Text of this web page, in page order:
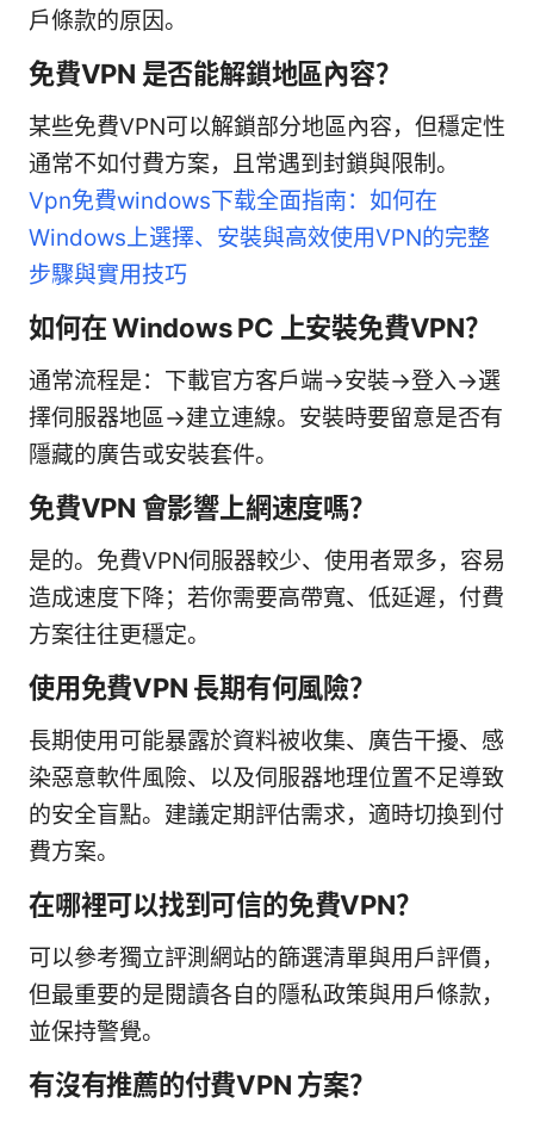
戶條款的原因。
免費VPN 是否能解鎖地區內容？
某些免費VPN可以解鎖部分地區內容，但穩定性
通常不如付費方案，且常遇到封鎖與限制。
Vpn免費windows下载全面指南：如何在
Windows上選擇、安裝與高效使用VPN的完整
步驟與實用技巧
如何在 Windows PC 上安裝免費VPN？
通常流程是：下載官方客戶端→安裝→登入→選
擇伺服器地區→建立連線。安裝時要留意是否有
隱藏的廣告或安裝套件。
免費VPN 會影響上網速度嗎？
是的。免費VPN伺服器較少、使用者眾多，容易
造成速度下降；若你需要高帶寬、低延遲，付費
方案往往更穩定。
使用免費VPN 長期有何風險？
長期使用可能暴露於資料被收集、廣告干擾、感
染惡意軟件風險、以及伺服器地理位置不足導致
的安全盲點。建議定期評估需求，適時切換到付
費方案。
在哪裡可以找到可信的免費VPN？
可以參考獨立評測網站的篩選清單與用戶評價，
但最重要的是閱讀各自的隱私政策與用戶條款，
並保持警覺。
有沒有推薦的付費VPN 方案？